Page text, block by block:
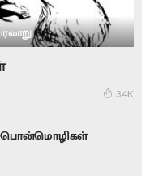
34K
பொன்மொழிகள்